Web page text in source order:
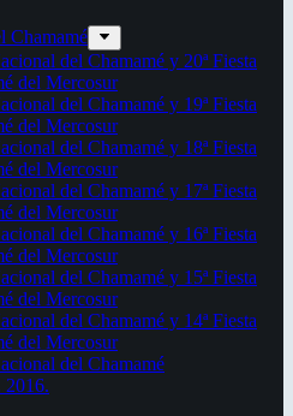
Chamamé
del Chamamé y 20ª Fiesta
del Mercosur
del Chamamé y 19ª Fiesta
del Mercosur
del Chamamé y 18ª Fiesta
del Mercosur
del Chamamé y 17ª Fiesta
del Mercosur
del Chamamé y 16ª Fiesta
del Mercosur
del Chamamé y 15ª Fiesta
del Mercosur
del Chamamé y 14ª Fiesta
del Mercosur
del Chamamé
2016.